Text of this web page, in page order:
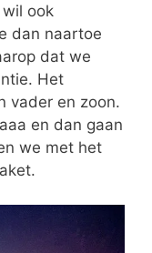
ook
dan naartoe
dat we
Het
vader en zoon.
en dan gaan
we met het